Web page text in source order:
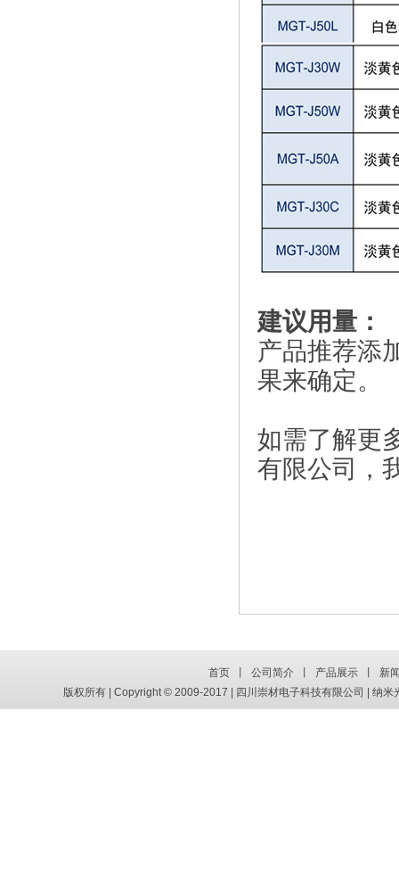
建议用量：
产品推荐添
果来确定。
如需了解更
有限公司，
首页 公司简介 产品展示
新
版权所有 | Copyright © 2009-2017 | 四川崇材电子科技有限公司 | 纳